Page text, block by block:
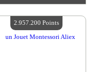
Quantité Disponible :4
2.957.200 Points